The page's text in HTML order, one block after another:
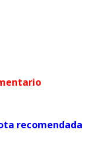
comentario
recomendada